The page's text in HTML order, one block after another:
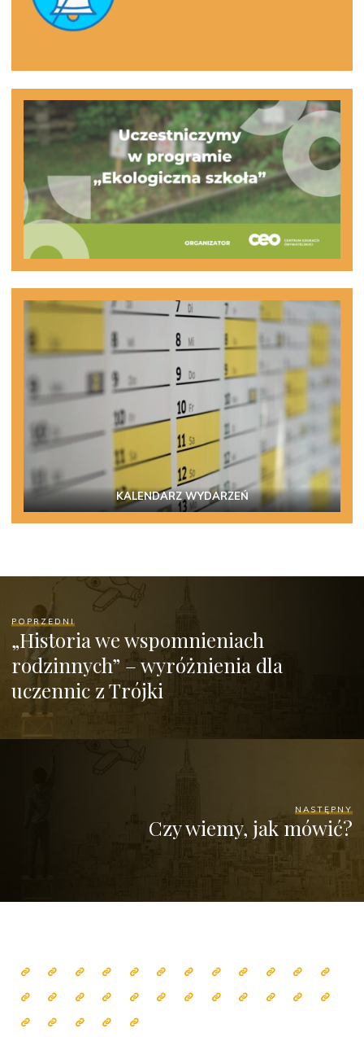
KALENDARZ WYDARZEŃ
POPRZEDNI
„Historia we wspomnieniach
rodzinnych” – wyróżnienia dla
uczennic z Trójki
NASTĘPNY
Czy wiemy, jak mówić?